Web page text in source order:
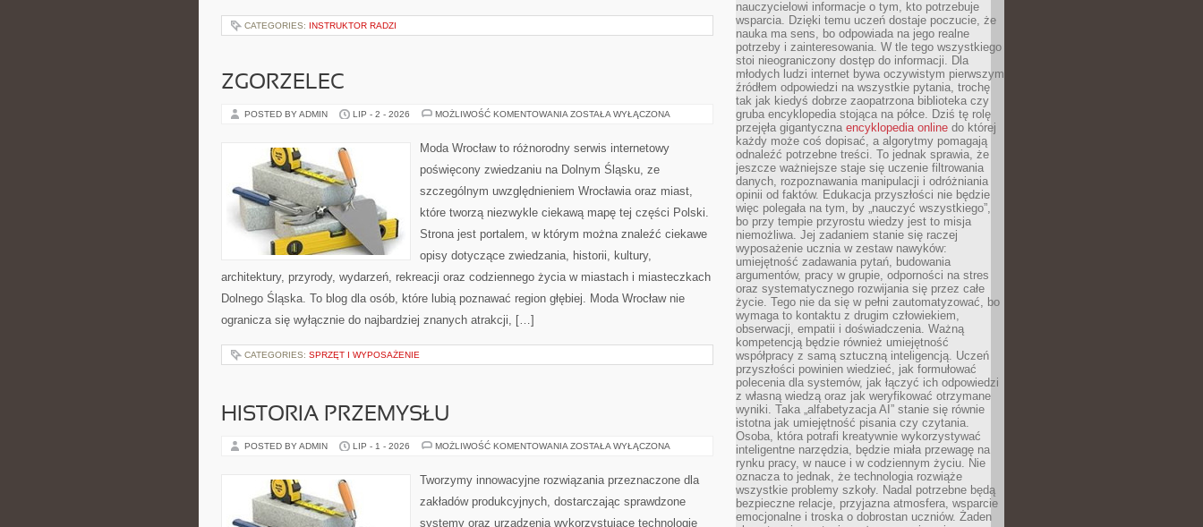
CATEGORIES: INSTRUKTOR RADZI
ZGORZELEC
POSTED BY ADMIN LIP - 2 - 2026 MOŻLIWOŚĆ KOMENTOWANIA ZGORZELEC
ZOSTAŁA WYŁĄCZONA
Moda Wrocław to różnorodny serwis internetowy
poświęcony zwiedzaniu na Dolnym Śląsku, ze
szczególnym uwzględnieniem Wrocławia oraz miast,
które tworzą niezwykle ciekawą mapę tej części Polski.
Strona jest portalem, w którym można znaleźć ciekawe
opisy dotyczące zwiedzania, historii, kultury,
architektury, przyrody, wydarzeń, rekreacji oraz codziennego życia w miastach i miasteczkach
Dolnego Śląska. To blog dla osób, które lubią poznawać region głębiej. Moda Wrocław nie
ogranicza się wyłącznie do najbardziej znanych atrakcji, […]
CATEGORIES: SPRZĘT I WYPOSAŻENIE
HISTORIA PRZEMYSŁU
POSTED BY ADMIN LIP - 1 - 2026 MOŻLIWOŚĆ KOMENTOWANIA HISTORIA
ZOSTAŁA WYŁĄCZONA
Tworzymy innowacyjne rozwiązania przeznaczone dla
zakładów produkcyjnych, dostarczając sprawdzone
systemy oraz urządzenia wykorzystujące technologię
nauczycielowi informacje o tym, kto potrzebuje
wsparcia. Dzięki temu uczeń dostaje poczucie, że
nauka ma sens, bo odpowiada na jego realne
potrzeby i zainteresowania. W tle tego wszystkiego
stoi nieograniczony dostęp do informacji. Dla
młodych ludzi internet bywa oczywistym pierwszym
źródłem odpowiedzi na wszystkie pytania, trochę
tak jak kiedyś dobrze zaopatrzona biblioteka czy
gruba encyklopedia stojąca na półce. Dziś tę rolę
przejęła gigantyczna encyklopedia online do której
każdy może coś dopisać, a algorytmy pomagają
odnaleźć potrzebne treści. To jednak sprawia, że
jeszcze ważniejsze staje się uczenie filtrowania
danych, rozpoznawania manipulacji i odróżniania
opinii od faktów. Edukacja przyszłości nie będzie
więc polegała na tym, by „nauczyć wszystkiego”,
bo przy tempie przyrostu wiedzy jest to misja
niemożliwa. Jej zadaniem stanie się raczej
wyposażenie ucznia w zestaw nawyków:
umiejętność zadawania pytań, budowania
argumentów, pracy w grupie, odporności na stres
oraz systematycznego rozwijania się przez całe
życie. Tego nie da się w pełni zautomatyzować, bo
wymaga to kontaktu z drugim człowiekiem,
obserwacji, empatii i doświadczenia. Ważną
kompetencją będzie również umiejętność
współpracy z samą sztuczną inteligencją. Uczeń
przyszłości powinien wiedzieć, jak formułować
polecenia dla systemów, jak łączyć ich odpowiedzi
z własną wiedzą oraz jak weryfikować otrzymane
wyniki. Taka „alfabetyzacja AI” stanie się równie
istotna jak umiejętność pisania czy czytania.
Osoba, która potrafi kreatywnie wykorzystywać
inteligentne narzędzia, będzie miała przewagę na
rynku pracy, w nauce i w codziennym życiu. Nie
oznacza to jednak, że technologia rozwiąże
wszystkie problemy szkoły. Nadal potrzebne będą
bezpieczne relacje, przyjazna atmosfera, wsparcie
emocjonalne i troska o dobrostan uczniów. Żaden